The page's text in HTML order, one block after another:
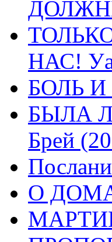
НАС!
БОЛЬ И
БЫЛА
Брей
О